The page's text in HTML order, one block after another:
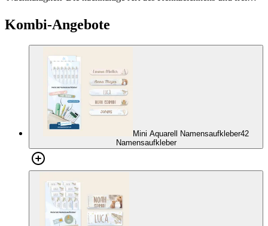
Kombi-Angebote
Mini Aquarell Namensaufkleber42
Namensaufkleber